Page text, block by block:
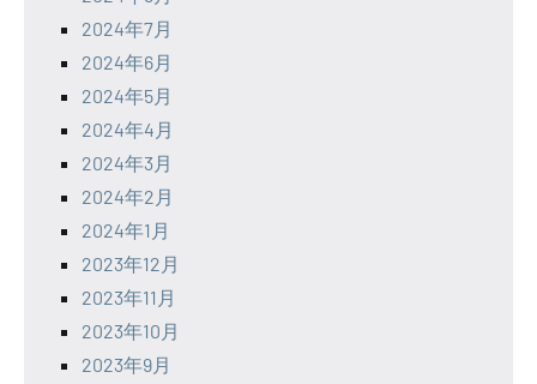
2024年7月
2024年6月
2024年5月
2024年4月
2024年3月
2024年2月
2024年1月
2023年12月
2023年11月
2023年10月
2023年9月